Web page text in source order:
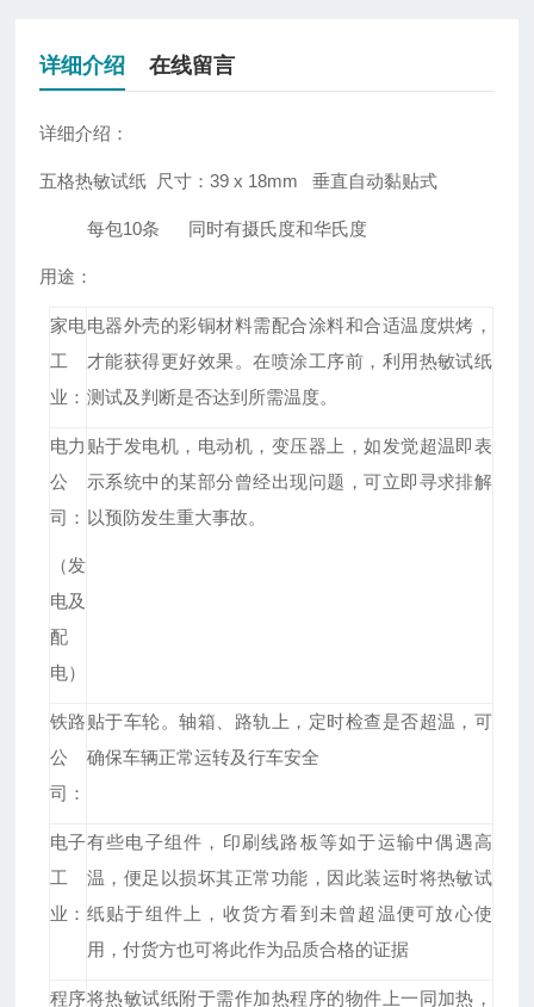
详细介绍 在线留言
详细介绍：
五格热敏试纸 尺寸：39 x 18mm 垂直自动黏贴式
每包10条 同时有摄氏度和华氏度
用途：
家电
工
业：
电器外壳的彩铜材料需配合涂料和合适温度烘烤，
才能获得更好效果。在喷涂工序前，利用热敏试纸
测试及判断是否达到所需温度。
电力
公
司：
（发
电及
配
电）
贴于发电机，电动机，变压器上，如发觉超温即表
示系统中的某部分曾经出现问题，可立即寻求排解
以预防发生重大事故。
铁路
公
司：
贴于车轮。轴箱、路轨上，定时检查是否超温，可
确保车辆正常运转及行车安全
电子
工
业：
有些电子组件，印刷线路板等如于运输中偶遇高
温，便足以损坏其正常功能，因此装运时将热敏试
纸贴于组件上，收货方看到未曾超温便可放心使
用，付货方也可将此作为品质合格的证据
程序将热敏试纸附于需作加热程序的物件上一同加热，